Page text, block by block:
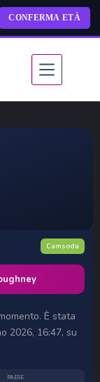
CONFERMA ETÀ
Camsoda
È stata
2026, 16:47, su
PAESE